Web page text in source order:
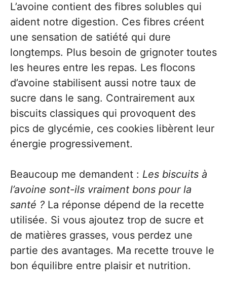
L’avoine contient des fibres solubles qui
aident notre digestion. Ces fibres créent
une sensation de satiété qui dure
longtemps. Plus besoin de grignoter toutes
les heures entre les repas. Les flocons
d’avoine stabilisent aussi notre taux de
sucre dans le sang. Contrairement aux
biscuits classiques qui provoquent des
pics de glycémie, ces cookies libèrent leur
énergie progressivement.
Beaucoup me demandent : Les biscuits à
l’avoine sont-ils vraiment bons pour la
santé ? La réponse dépend de la recette
utilisée. Si vous ajoutez trop de sucre et
de matières grasses, vous perdez une
partie des avantages. Ma recette trouve le
bon équilibre entre plaisir et nutrition.